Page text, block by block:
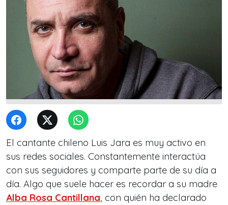
El cantante chileno Luis Jara es muy activo en
sus redes sociales. Constantemente interactúa
con sus seguidores y comparte parte de su día a
día. Algo que suele hacer es recordar a su madre
Alba Rosa Cantillana, con quién ha declarado